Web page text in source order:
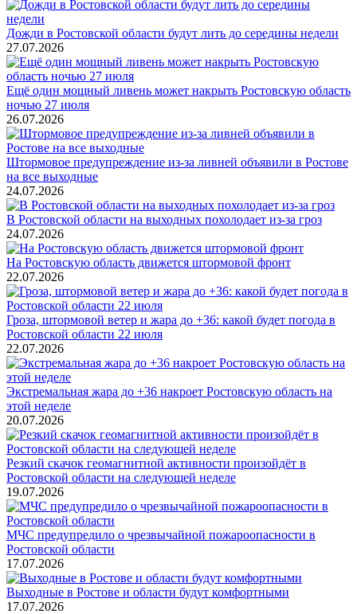
Дожди в Ростовской области будут лить до середины недели
27.07.2026
Ещё один мощный ливень может накрыть Ростовскую область
ночью 27 июля
26.07.2026
Штормовое предупреждение из-за ливней объявили в Ростове
на все выходные
24.07.2026
В Ростовской области на выходных похолодает из-за гроз
24.07.2026
На Ростовскую область движется штормовой фронт
22.07.2026
Гроза, штормовой ветер и жара до +36: какой будет погода в
Ростовской области 22 июля
22.07.2026
Экстремальная жара до +36 накроет Ростовскую область на
этой неделе
20.07.2026
Резкий скачок геомагнитной активности произойдёт в
Ростовской области на следующей неделе
19.07.2026
МЧС предупредило о чрезвычайной пожароопасности в
Ростовской области
17.07.2026
Выходные в Ростове и области будут комфортными
17.07.2026